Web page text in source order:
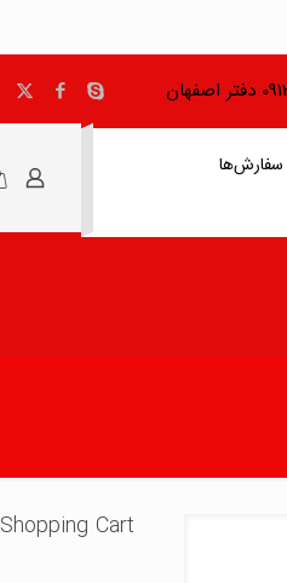
سفارش‌ها
Shopping Cart